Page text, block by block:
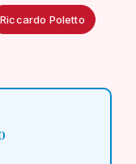
Riccardo Poletto